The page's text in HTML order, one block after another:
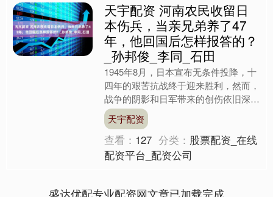
天宇配资 河南农民收留日
本伤兵，当亲兄弟养了47
年，他回国后怎样报答的？
_孙邦俊_李同_石田
1945年8月，日本宣布无条件投降，十
四年的艰苦抗战终于迎来胜利，然而，
战争的阴影和日军带来的创伤依旧深深
印刻在中国大地上，人民生活困苦，遍
地战火的痕迹难以愈合....
天宇配资
查看： 127 分类： 股票配资_在线
配资平台_配资公司
盛达优配专业配资网文章已加载完成